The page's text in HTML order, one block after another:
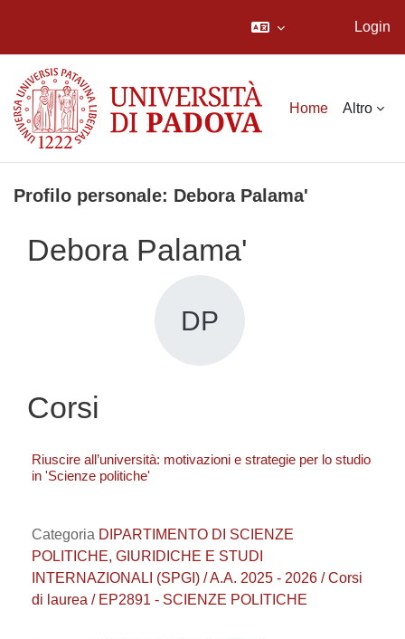
Login
Home Altro
Profilo personale: Debora Palama'
Debora Palama'
DP
Corsi
Riuscire all’università: motivazioni e strategie per lo studio
in 'Scienze politiche'
Categoria DIPARTIMENTO DI SCIENZE
POLITICHE, GIURIDICHE E STUDI
INTERNAZIONALI (SPGI) / A.A. 2025 - 2026 / Corsi
di laurea / EP2891 - SCIENZE POLITICHE